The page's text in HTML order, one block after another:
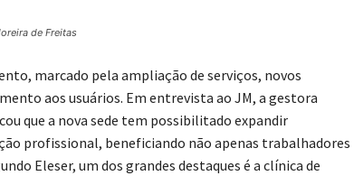
de Freitas
marcado pela ampliação de serviços, novos
aos usuários. Em entrevista ao JM, a gestora
que a nova sede tem possibilitado expandir
profissional, beneficiando não apenas trabalhadores
Eleser, um dos grandes destaques é a clínica de